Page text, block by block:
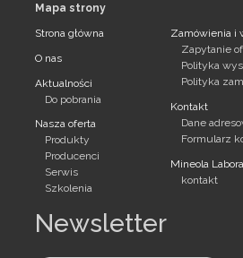
Mapa strony
Strona główna
O nas
Aktualności
Do pobrania
Nasza oferta
Produkty
Producenci
Serwis
Szkolenia
Zamówienia i
Zapytanie
Polityka
Polityka
Kontakt
Dane
Formularz
Mineola
kontakt
Newsletter